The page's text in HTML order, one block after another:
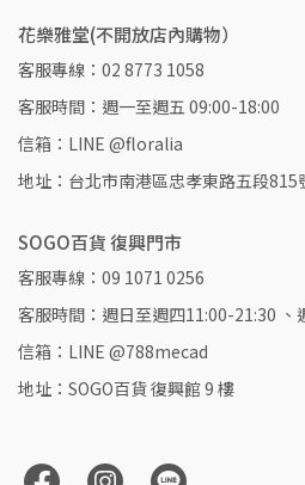
花樂雅堂(不開放店內購物）
客服專線：02 8773 1058
客服時間：週一至週五 09:00-18:00
信箱：LINE @floralia
地址：台北市南港區忠孝東路五段815
SOGO百貨 復興門市
客服專線：09 1071 0256
客服時間：週日至週四11:00-21:30 、
信箱：LINE @788mecad
地址：SOGO百貨 復興館 9 樓